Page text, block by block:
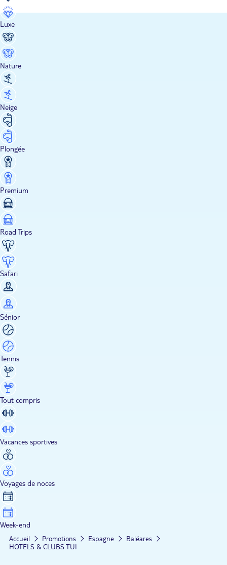
Luxe
Nature
Neige
Plongée
Premium
Road Trips
Safari
Sénior
Tennis
Tout compris
Vacances sportives
Voyages de noces
Week-end
Accueil Promotions Espagne
Baléares
HOTELS & CLUBS TUI